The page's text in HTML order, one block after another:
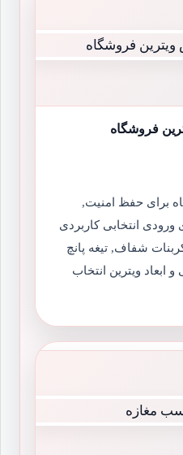
فروشگاه
برای حفظ امنیت,
انتخابی کاربردی
شفاف, تیغه پانچ
ابعاد ویترین انتخاب